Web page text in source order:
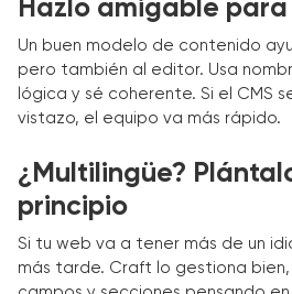
Hazlo amigable
Un buen modelo de contenido
pero también al editor. Usa
lógica y sé coherente. Si el CMS
vistazo, el equipo va más rápido.
¿Multilingüe?
principio
Si tu web va a tener más de un
más tarde. Craft lo gestiona